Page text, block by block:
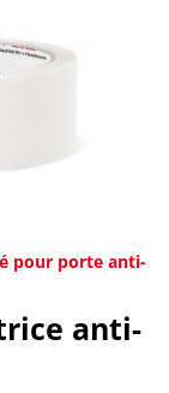
pour porte anti-
anti-